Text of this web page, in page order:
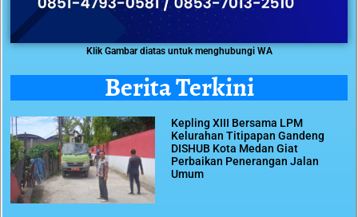
Klik Gambar diatas untuk menghubungi WA
Berita Terkini
Kepling XIII Bersama LPM
Kelurahan Titipapan Gandeng
DISHUB Kota Medan Giat
Perbaikan Penerangan Jalan
Umum